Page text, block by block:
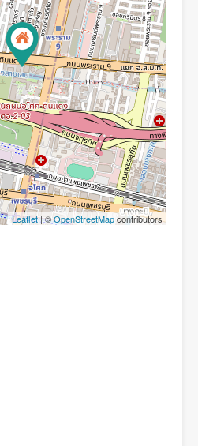
Leaflet| ©OpenStreetMapcontributors